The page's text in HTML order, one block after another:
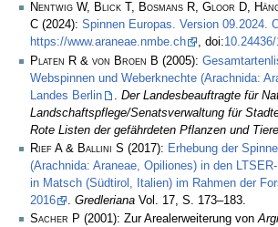
Nentwig W, Blick T, Bosmans R, Gloor D,
C (2024): Spinnen Europas. Version 09.2024.
https://www.araneae.nmbe.ch
, doi:10.24436/
Platen R & von Broen B (2005):
Webspinnen und Weberknechte (Arachnida:
Landes Berlin
Der Landesbeauftragte für
Landschaftspflege/Senatsverwaltung für
Rote Listen der gefährdeten Pflanzen und
Rief A & Ballini S (2017): Erhebung der
(Arachnida: Araneae, Opiliones) in den
in Matsch (Südtirol, Italien) im Rahmen der
2016
. Gredleriana Vol. 17, S. 173–183.
Sacher P (2001): Zur Arealerweiterung von